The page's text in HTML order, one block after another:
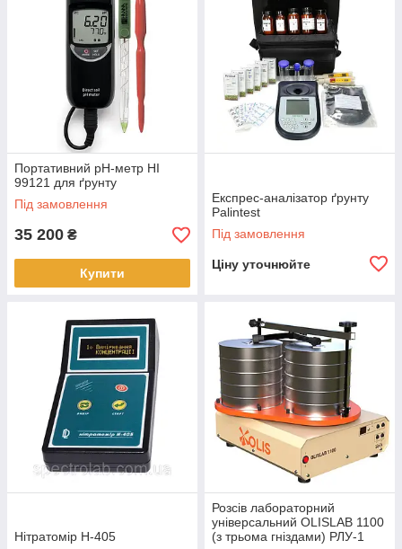
Портативний рН-метр HI
99121 для ґрунту
Під замовлення
35 200 ₴
Купити
Експрес-аналізатор ґрунту
Palintest
Під замовлення
Ціну уточнюйте
Нітратомір Н-405
Розсів лабораторний
універсальний OLISLAB 1100
(з трьома гніздами) РЛУ-1